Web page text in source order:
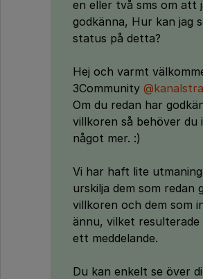
en eller två sms om att
godkänna, Hur kan jag
status på detta?
Hej och varmt
3Community
Om du redan har
villkoren så behöver du
något mer. :)
Vi har haft lite
urskilja dem som redan
villkoren och dem som
ännu, vilket
ett meddelande.
Du kan enkelt se över